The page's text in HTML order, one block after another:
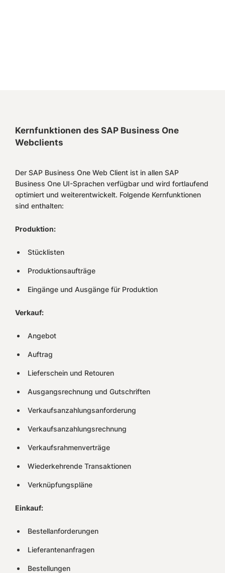
Kernfunktionen des SAP Business One
Webclients
Der SAP Business One Web Client ist in allen SAP
Business One UI-Sprachen verfügbar und wird fortlaufend
optimiert und weiterentwickelt. Folgende Kernfunktionen
sind enthalten:
Produktion:
Stücklisten
Produktionsaufträge
Eingänge und Ausgänge für Produktion
Verkauf:
Angebot
Auftrag
Lieferschein und Retouren
Ausgangsrechnung und Gutschriften
Verkaufsanzahlungsanforderung
Verkaufsanzahlungsrechnung
Verkaufsrahmenverträge
Wiederkehrende Transaktionen
Verknüpfungspläne
Einkauf:
Bestellanforderungen
Lieferantenanfragen
Bestellungen